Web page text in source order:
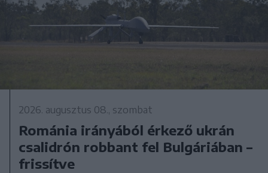
2026. augusztus 08., szombat
Románia irányából érkező ukrán
csalidrón robbant fel Bulgáriában –
frissítve